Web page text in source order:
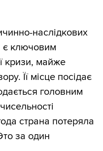
наслідкових
є ключовим
кризи, майже
Її місце посідає
головним
страна потеряла
за один